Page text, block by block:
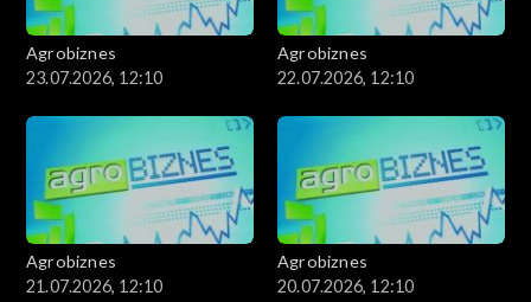
Agrobiznes
23.07.2026, 12:10
Agrobiznes
22.07.2026, 12:10
Agrobiznes
21.07.2026, 12:10
Agrobiznes
20.07.2026, 12:10